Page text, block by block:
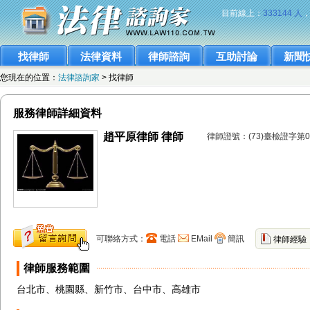
目前線上：333144 人
找律師 法律資料 律師諮詢 互助討論 新聞
您現在的位置： 法律諮詢家 > 找律師
服務律師詳細資料
趙平原律師 律師
律師證號：(73)臺檢證字第
律師經驗
可聯絡方式： 電話 EMail 簡訊
律師服務範圍
台北市、桃園縣、新竹市、台中市、高雄市